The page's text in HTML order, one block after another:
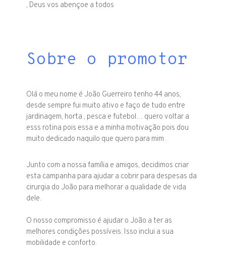
, Deus vos abençoe a todos
Sobre o promotor
Olá o meu nome é João Guerreiro tenho 44 anos,
desde sempre fui muito ativo e faço de tudo entre
jardinagem, horta , pesca e futebol… quero voltar a
esss rotina pois essa e a minha motivação pois dou
muito dedicado naquilo que quero para mim .
Junto com a nossa família e amigos, decidimos criar
esta campanha para ajudar a cobrir para despesas da
cirurgia do João para melhorar a qualidade de vida
dele.
O nosso compromisso é ajudar o João a ter as
melhores condições possíveis. Isso inclui a sua
mobilidade e conforto.